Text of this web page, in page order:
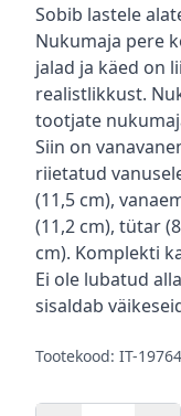
Kirjeldus
Sobib lastele
Nukumaja pere
jalad ja käed on
realistlikkust.
tootjate
Siin on
riietatud
(11,5 cm),
(11,2 cm), tütar
cm). Komplekti
Ei ole lubatud
sisaldab
Tootekood: IT-19764